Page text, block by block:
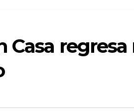
Casa